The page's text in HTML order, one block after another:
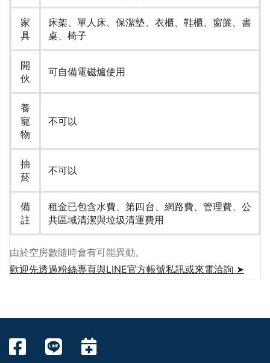
由於空房數隨時會有可能異動。
歡迎先透過粉絲專頁與LINE官方帳號私訊或來電洽詢 ➤
家
具
床架、單人床、保潔墊、衣櫃、鞋櫃、窗簾、書
桌、椅子
開
伙
可自備電磁爐使用
養
寵
物
不可以
抽
菸
不可以
備
註
租金已包含水費、第四台、網路費、管理費、公
共區域清潔與垃圾清運費用